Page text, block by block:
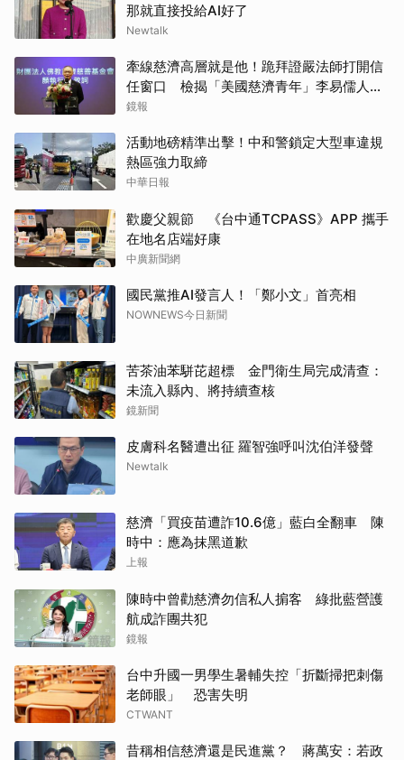
那就直接投給AI好了
Newtalk
牽線慈濟高層就是他！跪拜證嚴法師打開信
任窗口 檢揭「美國慈濟青年」李易儒人脈
網絡
鏡報
活動地磅精準出擊！中和警鎖定大型車違規
熱區強力取締
中華日報
歡慶父親節 《台中通TCPASS》APP 攜手
在地名店端好康
中廣新聞網
國民黨推AI發言人！「鄭小文」首亮相
NOWNEWS今日新聞
苦茶油苯駢芘超標 金門衛生局完成清查：
未流入縣內、將持續查核
鏡新聞
皮膚科名醫遭出征 羅智強呼叫沈伯洋發聲
Newtalk
慈濟「買疫苗遭詐10.6億」藍白全翻車 陳
時中：應為抹黑道歉
上報
陳時中曾勸慈濟勿信私人掮客 綠批藍營護
航成詐團共犯
鏡報
台中升國一男學生暑輔失控「折斷掃把刺傷
老師眼」 恐害失明
CTWANT
昔稱相信慈濟還是民進黨？ 蔣萬安：若政